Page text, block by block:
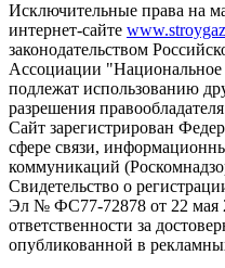
Исключительные права на
интернет-сайте
законодательством
Ассоциации "Национальное
подлежат использованию
разрешения
Сайт зарегистрирован
сфере связи,
коммуникаций
Свидетельство о
Эл № ФС77-72878 от 22 мая
ответственности за
опубликованной в